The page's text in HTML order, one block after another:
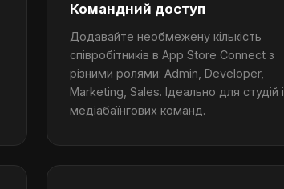
Командний доступ
Додавайте необмежену кількість
співробітників в App Store Connect з
різними ролями: Admin, Developer,
Marketing, Sales. Ідеально для студій і
медіабаїнгових команд.